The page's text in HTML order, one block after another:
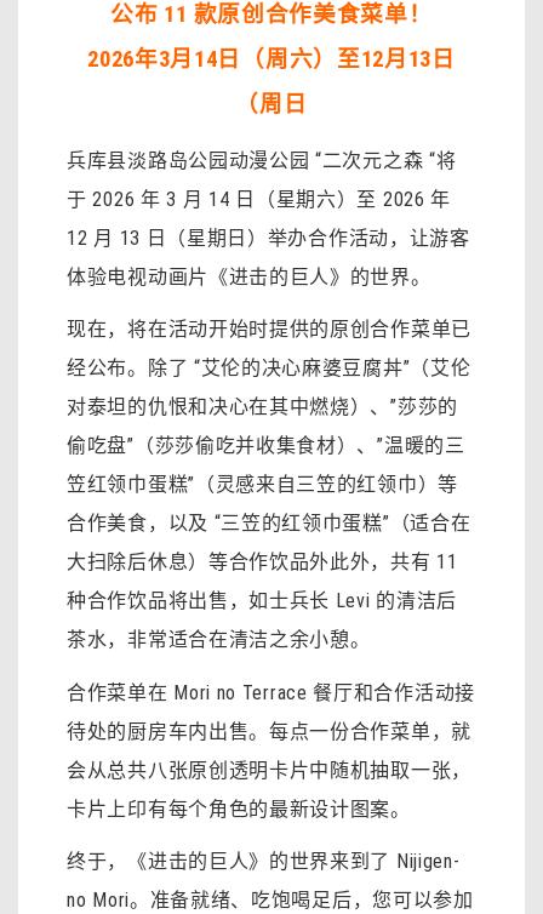
公布 11 款原创合作美食菜单！
2026年3月14日（周六）至12月13日
（周日
兵库县淡路岛公园动漫公园 “二次元之森 “将
于 2026 年 3 月 14 日（星期六）至 2026 年
12 月 13 日（星期日）举办合作活动，让游客
体验电视动画片《进击的巨人》的世界。
现在，将在活动开始时提供的原创合作菜单已
经公布。除了 “艾伦的决心麻婆豆腐丼”（艾伦
对泰坦的仇恨和决心在其中燃烧）、”莎莎的
偷吃盘”（莎莎偷吃并收集食材）、”温暖的三
笠红领巾蛋糕”（灵感来自三笠的红领巾）等
合作美食，以及 “三笠的红领巾蛋糕”（适合在
大扫除后休息）等合作饮品外此外，共有 11
种合作饮品将出售，如士兵长 Levi 的清洁后
茶水，非常适合在清洁之余小憩。
合作菜单在 Mori no Terrace 餐厅和合作活动接
待处的厨房车内出售。每点一份合作菜单，就
会从总共八张原创透明卡片中随机抽取一张，
卡片上印有每个角色的最新设计图案。
终于，《进击的巨人》的世界来到了 Nijigen-
no Mori。准备就绪、吃饱喝足后，您可以参加